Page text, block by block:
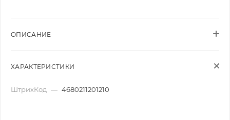
ОПИСАНИЕ
ХАРАКТЕРИСТИКИ
ШтрихКод — 4680211201210